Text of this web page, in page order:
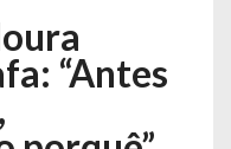
“Antes